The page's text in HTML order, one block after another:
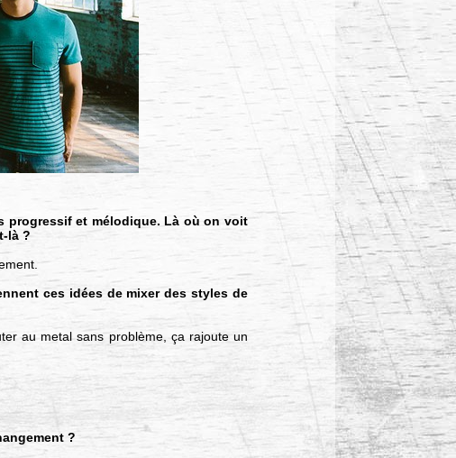
progressif et mélodique. Là où on voit
là ?
ces idées de mixer des styles de
au metal sans problème, ça rajoute un
?